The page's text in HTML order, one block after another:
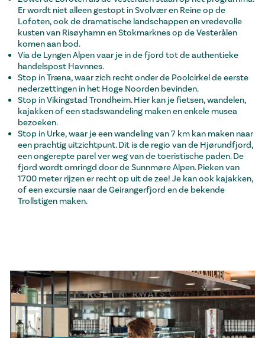
Er wordt niet alleen gestopt in Svolvær en Reine op de
Lofoten, ook de dramatische landschappen en vredevolle
kusten van Risøyhamn en Stokmarknes op de Vesterålen
komen aan bod.
Via de Lyngen Alpen vaar je in de fjord tot de authentieke
handelspost Havnnes.
Stop in Træna, waar zich recht onder de Poolcirkel de eerste
nederzettingen in het Hoge Noorden bevinden.
Stop in Vikingstad Trondheim. Hier kan je fietsen, wandelen,
kajakken of een stadswandeling maken en enkele musea
bezoeken.
Stop in Urke, waar je een wandeling van 7 km kan maken naar
een prachtig uitzichtpunt. Dit is de regio van de Hjørundfjord,
een ongerepte parel ver weg van de toeristische paden. De
fjord wordt omringd door de Sunnmøre Alpen. Pieken van
1700 meter rijzen er recht op uit de zee! Je kan ook kajakken,
of een excursie naar de Geirangerfjord en de bekende
Trollstigen maken.